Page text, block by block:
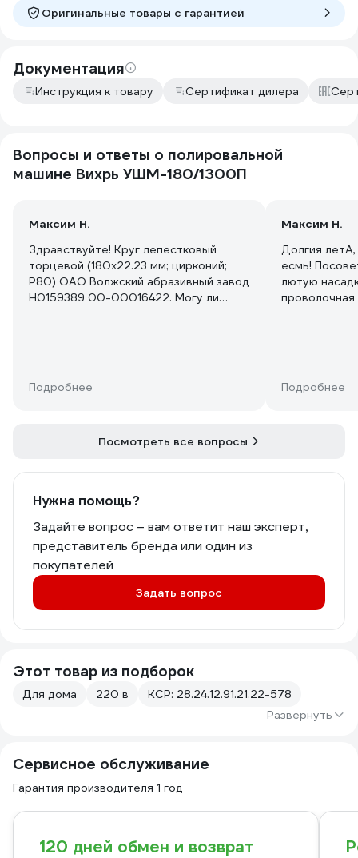
Оригинальные товары c гарантией
Документация
Инструкция к товару Сертификат дилера
Вопросы и ответы о полировальной
машине Вихрь УШМ-180/1300П
Максим Н.
Здравствуйте! Круг лепестковый
торцевой (180х22.23 мм; цирконий;
P80) ОАО Волжский абразивный завод
Н0159389 00-00016422. Могу ли
Подробнее
Максим Н.
Долгия
есмь!
лютую
,пожалуйста!
Подробнее
Посмотреть все вопросы
Нужна помощь?
Задайте вопрос – вам ответит наш эксперт,
представитель бренда или один из
покупателей
Задать вопрос
Этот товар из подборок
Для дома 220 в
КСР: 28.24.12.91.21.22-578
Развернуть
Сервисное обслуживание
Гарантия производителя 1 год
120 дней обмен и возврат